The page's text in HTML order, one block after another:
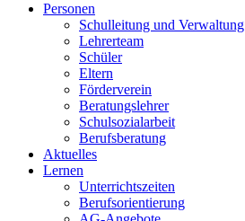
Personen
Schulleitung und Verwaltung
Lehrerteam
Schüler
Eltern
Förderverein
Beratungslehrer
Schulsozialarbeit
Berufsberatung
Aktuelles
Lernen
Unterrichtszeiten
Berufsorientierung